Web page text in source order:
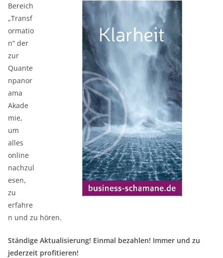
Bereich
„Transf
ormatio
n“ der
zur
Quante
npanor
ama
Akade
mie,
um
alles
online
nachzul
esen,
zu
erfahre
n und zu hören.
Ständige Aktualisierung! Einmal bezahlen! Immer und zu
jederzeit profitieren!